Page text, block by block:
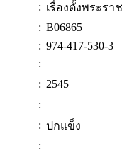
: เรื่องตั้งพระร
: B06865
: 974-417-530-3
:
: 2545
:
: ปกแข็ง
: